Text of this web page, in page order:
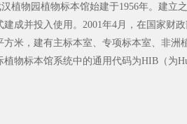
植物园植物标本馆始建于1956年。建立
建成并投入使用。2001年4月，在国家财
方米，建有主标本室、专项标本室、非洲
标本馆系统中的通用代码为HIB（为